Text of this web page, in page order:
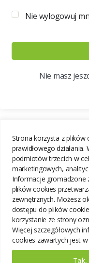
Strona korzysta z plików
prawidłowego
podmiotów trzecich w
marketingowych,
Informacje gromadzone
plików cookies
zewnętrznych. Możesz
dostępu do plików
korzystanie ze strony
Więcej szczegółowych
cookies zawartych jest
Nie wylogowuj
Nie masz